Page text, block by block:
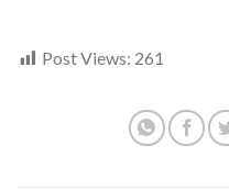
Post Views: 261